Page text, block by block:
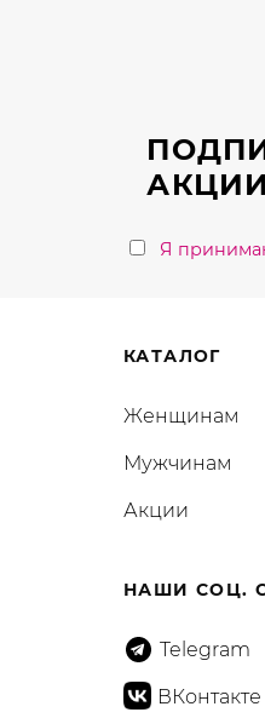
АКЦИИ
Я
КАТАЛОГ
Женщинам
Мужчинам
Акции
НАШИ СОЦ.
Telegram
ВКонтакте